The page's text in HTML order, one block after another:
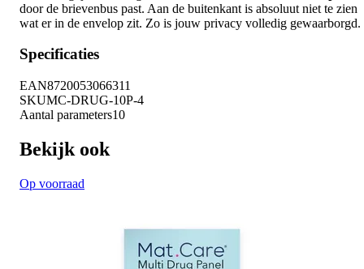
door de brievenbus past. Aan de buitenkant is absoluut niet te zien
wat er in de envelop zit. Zo is jouw privacy volledig gewaarborgd.
Specificaties
EAN8720053066311
SKUMC-DRUG-10P-4
Aantal parameters10
Bekijk ook
Op voorraad